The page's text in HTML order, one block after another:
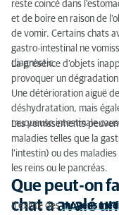
Soins ultérieurs
reste coincé dans
et de boire en raison de
de vomir. Certains chats
gastro-intestinal ne
diagnostic.
La présence d'objets
provoquer un
Une détérioration aiguë
déshydratation, mais
muqueuse intestinale
Les vomissements
maladies telles que la
l'intestin) ou des
les reins ou le pancréas.
Que peut-on
chat a avalé
Il existe desmoyens